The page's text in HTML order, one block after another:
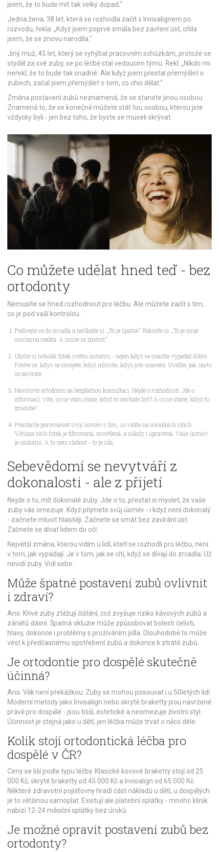
jsem, že to bude mít tak velký dopad.“
Jedna žena, 38 let, která se rozhodla začít s Invisalignem po
rozvodu, řekla: „Když jsem poprvé smála bez zavření úst, cítila
jsem, že se znovu narodila.“
Jiný muž, 45 let, který se vyhýbal pracovním schůzkám, protože se
styděl za své zuby, se po léčbě stal vedoucím týmu. Řekl: „Nikdo mi
neřekl, že to bude tak snadné. Ale když jsem přestal přemýšlet o
zubech, začal jsem přemýšlet o tom, co chci dělat.“
Změna postavení zubů neznamená, že se stanete jinou osobou.
Znamená to, že se konečně můžete stát tou osobou, kterou jste
vždycky byli - jen bez toho, že byste se museli skrývat.
Co můžete udělat hned teď - bez
ortodonty
Nemusíte se hned rozhodnout pro léčbu. Ale můžete začít s tím,
co je pod vaší kontrolou.
Podívejte se do zrcadla a neříkejte si: „To je špatné.“ Řekněte si: „To je moje
současná realita. A může se změnit.“
Uložte si několik fotek svého úsměvu - nejen když se snažíte vypadat dobře.
Fotěte se, když se smějete, když mluvíte, když jste unavení. Uvidíte, jak často
se zavíráte.
Navštivte ortodontu za bezplatnou konzultaci. Nejde o rozhodnutí. Jde o
informaci. Víte, co se vám stane, když to necháte být? A co se stane, když to
změníte?
Přestaňte porovnávat svůj úsměv s tím, co vidíte na sociálních sítích.
Většina těch fotek je filtrovaná, osvětlená, a někdy i upravená. Vaše úsměv
je unikátní. A to není slabost - to je síla.
Sebevědomí se nevytváří z
dokonalosti - ale z přijetí
Nejde o to, mít dokonalé zuby. Jde o to, přestat si myslet, že vaše
zuby vás omezuje. Když přijmete svůj úsměv - i když není dokonalý
- začnete mluvit hlasitěji. Začnete se smát bez zavírání úst.
Začnete se dívat lidem do očí.
Největší změna, kterou vidím u lidí, kteří se rozhodli pro léčbu, není
v tom, jak vypadají. Je v tom, jak se cítí, když se dívají do zrcadla. Už
nevidí zuby. Vidí sebe.
Může špatné postavení zubů ovlivnit
i zdraví?
Ano. Křivé zuby ztěžují čištění, což zvyšuje riziko kávových zubů a
zánětů dásní. Špatná okluzie může způsobovat bolesti čelisti,
hlavy, dokonce i problémy s prožíváním jídla. Dlouhodobě to může
vést k předčasnému opotřebení zubů a dokonce k ztrátě zubů.
Je ortodontie pro dospělé skutečně
účinná?
Ano. Věk není překážkou. Zuby se mohou posouvat i u 50letých lidí.
Moderní metody jako Invisalign nebo skryté braketty jsou navržené
právě pro dospělé - jsou tišší, estetické a neomezuje životní styl.
Účinnost je stejná jako u dětí, jen léčba může trvat o něco déle.
Kolik stojí ortodontická léčba pro
dospělé v ČR?
Ceny se liší podle typu léčby. Klasické kovové braketty stojí od 25
000 Kč, skryté braketty od 45 000 Kč a Invisalign od 65 000 Kč.
Některé zdravotní pojišťovny hradí část nákladů u dětí, u dospělých
je to většinou samoplat. Existují ale platební splátky - mnoho klinik
nabízí 12-24 měsíční splátky bez úroků.
Je možné opravit postavení zubů bez
ortodonty?